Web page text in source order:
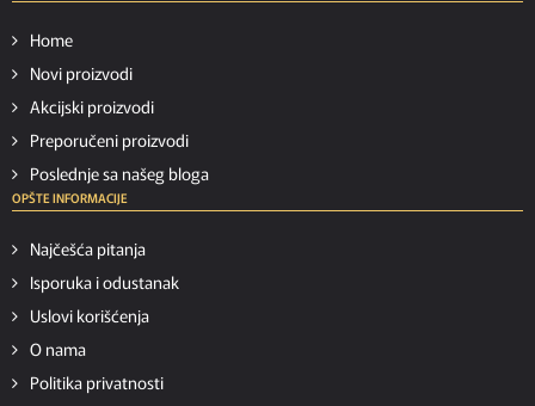
Home
Novi proizvodi
Akcijski proizvodi
Preporučeni proizvodi
Poslednje sa našeg bloga
OPŠTE INFORMACIJE
Najčešća pitanja
Isporuka i odustanak
Uslovi korišćenja
O nama
Politika privatnosti